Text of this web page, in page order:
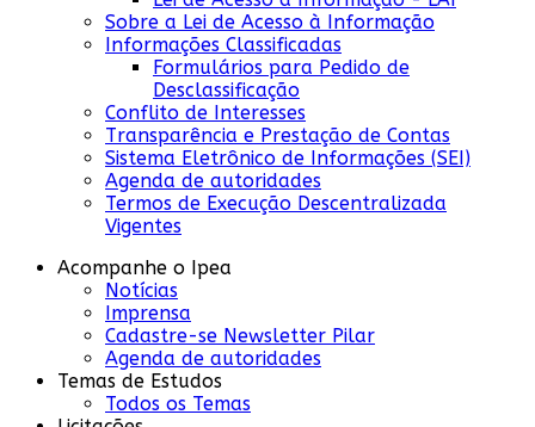
Sobre a Lei de Acesso à Informação
Informações Classificadas
Formulários para Pedido de
Desclassificação
Conflito de Interesses
Transparência e Prestação de Contas
Sistema Eletrônico de Informações (SEI)
Agenda de autoridades
Termos de Execução Descentralizada
Vigentes
Acompanhe o Ipea
Notícias
Imprensa
Cadastre-se Newsletter Pilar
Agenda de autoridades
Temas de Estudos
Todos os Temas